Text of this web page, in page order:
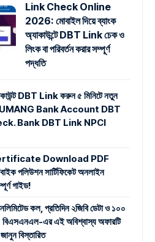
Link Check Online
2026: মোবাইল দিয়ে ব্যাংক
অ্যাকাউন্টে DBT Link চেক ও
লিংক বা পরিবর্তন করার সম্পূর্ণ
পদ্ধতি
DBT Link করুন ৫ মিনিটে নতুন
– UMANG Bank Account DBT
Bank DBT Link NPCI
Download PDF
পলিউশন সার্টিফিকেট অনলাইন
গাইড!
কল, প্রতিদিন ২জিবি ডেটা ও ১০০
বিএসএনএল-এর এই অবিশ্বাস্য অফারটি
বিস্তারিত